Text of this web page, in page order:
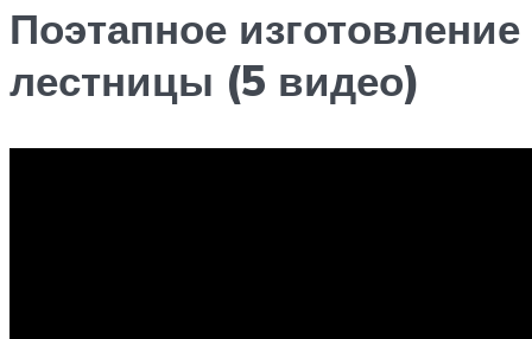
Поэтапное изготовление
лестницы (5 видео)